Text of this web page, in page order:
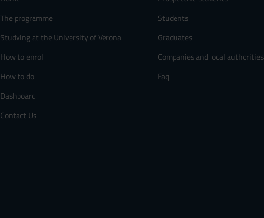
The programme
Studying at the University of Verona
How to enrol
How to do
Dashboard
Contact Us
Students
Graduates
Companies and local authorities
Faq